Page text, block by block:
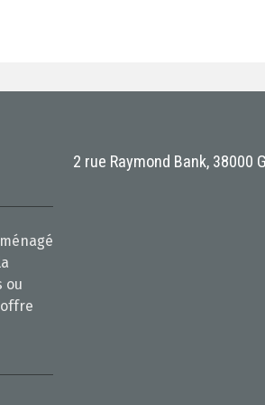
ou
2 rue Raymond Bank, 38000